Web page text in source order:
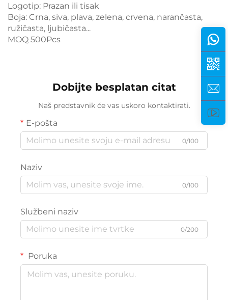
Logotip: Prazan ili tisak
Boja: Crna, siva, plava, zelena, crvena, narančasta,
ružičasta, ljubičasta...
MOQ 500Pcs
Dobijte besplatan citat
Naš predstavnik će vas uskoro kontaktirati.
E-pošta
0/100
Naziv
0/100
Službeni naziv
0/200
Poruka